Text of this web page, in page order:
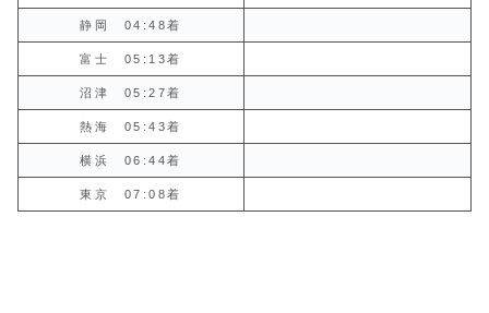
静岡 04:48着
富士 05:13着
沼津 05:27着
熱海 05:43着
横浜 06:44着
東京 07:08着